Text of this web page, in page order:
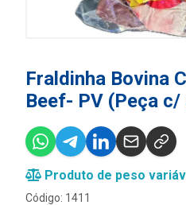
Fraldinha Bovina
Beef- PV (Peça
Produto de peso
Código: 1411